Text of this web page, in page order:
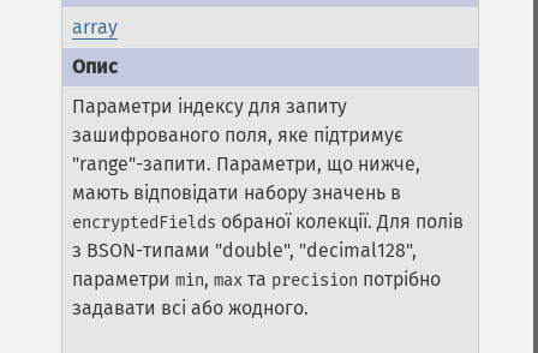
array
Параметри індексу для запиту
зашифрованого поля, яке підтримує
"range"-запити. Параметри, що нижче,
мають відповідати набору значень в
encryptedFields обраної колекції. Для полів
з BSON-типами "double", "decimal128",
параметриmin,max та precision потрібно
задавати всі або жодного.